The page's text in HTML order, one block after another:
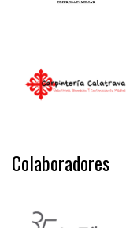
Colaboradores